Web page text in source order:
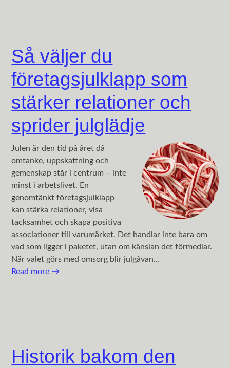
Så väljer du
företagsjulklapp som
stärker relationer och
sprider julglädje
Julen är den tid på året då
omtanke, uppskattning och
gemenskap står i centrum – inte
minst i arbetslivet. En
genomtänkt företagsjulklapp
kan stärka relationer, visa
tacksamhet och skapa positiva
associationer till varumärket. Det handlar inte bara om
vad som ligger i paketet, utan om känslan det förmedlar.
När valet görs med omsorg blir julgåvan…
Read more →
Historik bakom den